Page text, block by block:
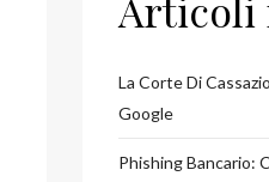
La Corte Di
Google
Phishing Bancario: